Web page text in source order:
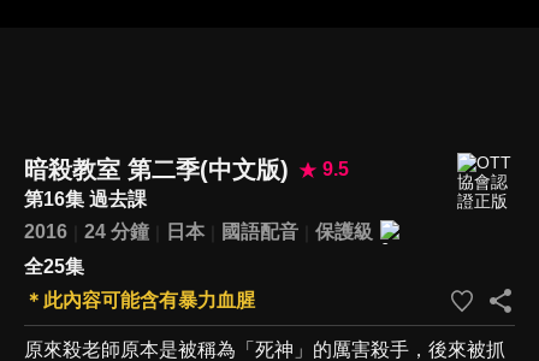
暗殺教室 第二季(中文版)
9.5
第16集 過去課
2016
24 分鐘 日本 國語配音
保護級
全25集
＊此內容可能含有暴力血腥
原來殺老師原本是被稱為「死神」的厲害殺手，後來被抓